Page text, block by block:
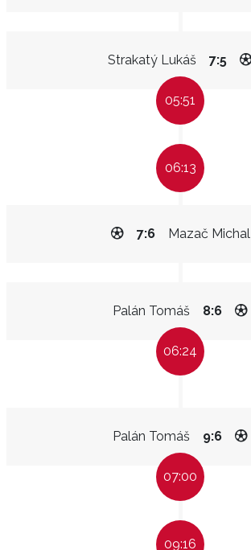
Strakatý Lukáš 7:5
05:51
06:13
Mazač Michal
7:6
Palán Tomáš 8:6
06:24
Palán Tomáš 9:6
07:00
09:16